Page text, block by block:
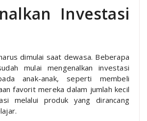
Investasi
dimulai saat dewasa. Beberapa
mulai mengenalkan investasi
anak-anak, seperti membeli
favorit mereka dalam jumlah kecil
melalui produk yang dirancang